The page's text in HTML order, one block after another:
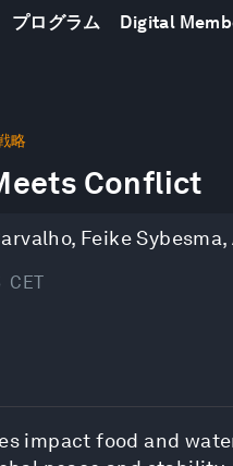
プログラム Digital
略
Conflict
, Feike Sybesma,
CET
impact food and